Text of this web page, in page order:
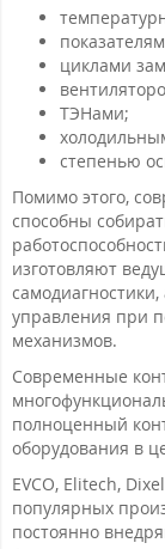
циклами
ТЭНами;
степенью
Помимо этого,
способны
изготовляют
управления при
механизмов.
Современные
полноценный
оборудования в
EVCO, Elitech,
популярных
постоянно